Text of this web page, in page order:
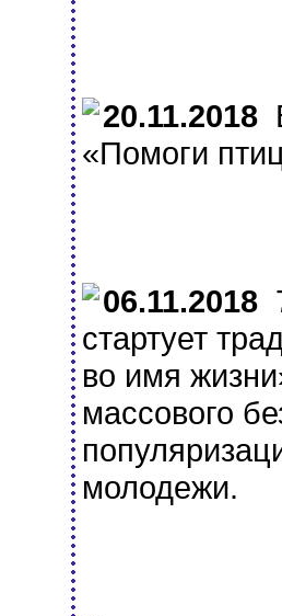
20.11.2018
«Помоги
06.11.2018
стартует
во имя
массового
молодежи.